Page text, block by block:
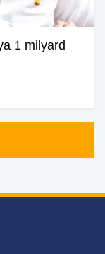
1 milyard